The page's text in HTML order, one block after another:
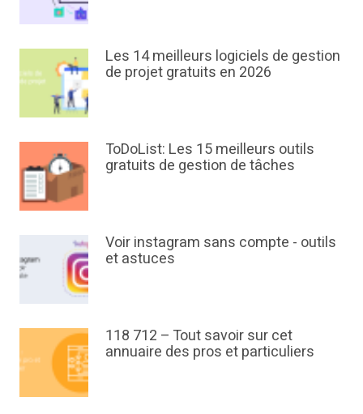
Les 14 meilleurs logiciels de gestion
de projet gratuits en 2026
ToDoList: Les 15 meilleurs outils
gratuits de gestion de tâches
Voir instagram sans compte - outils
et astuces
118 712 – Tout savoir sur cet
annuaire des pros et particuliers